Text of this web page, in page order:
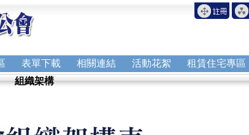
表單下載 相關連結 活動花絮
租賃住宅專區
組織架構